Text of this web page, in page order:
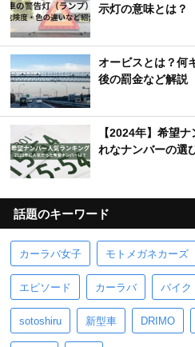
示灯の意味とは？
オービスとは？何
後の罰金など解説
【2024年】希望
れなナンバーの選
話題のキーワード
カーラバ女子 モトメガネカーズ
エピソード カーラバ バイク
sotoshiru 新型車 DRIMO